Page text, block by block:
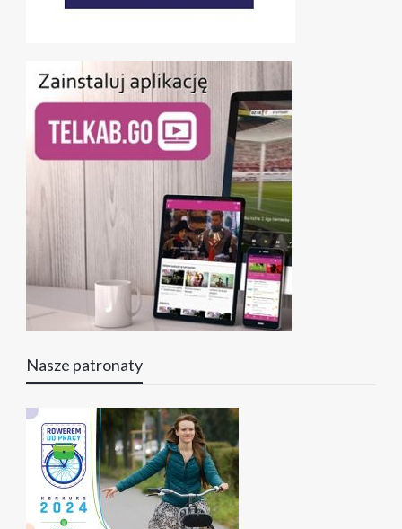
Nasze patronaty